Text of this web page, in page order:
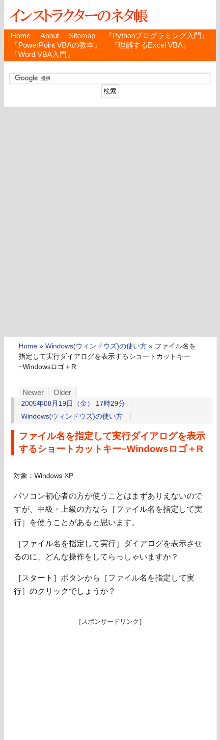
Home About Sitemap
『Pythonプログラミング入門』
『PowerPoint VBAの教本』
『理解するExcel VBA』
『Word VBA入門』
Home » Windows(ウィンドウズ)の使い方 » ファイル名を
指定して実行ダイアログを表示するショートカットキー
−Windowsロゴ＋R
Newer Older
2005年08月19日（金） 17時29分
Windows(ウィンドウズ)の使い方
ファイル名を指定して実行ダイアログを表示
するショートカットキー−Windowsロゴ＋R
対象：Windows XP
パソコン初心者の方が使うことはまずありえないので
すが、中級・上級の方なら［ファイル名を指定して実
行］を使うことがあると思います。
［ファイル名を指定して実行］ダイアログを表示させ
るのに、どんな操作をしてらっしゃいますか？
［スタート］ボタンから［ファイル名を指定して実
行］のクリックでしょうか？
［スポンサードリンク］